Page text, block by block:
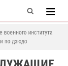
института
по дзюдо